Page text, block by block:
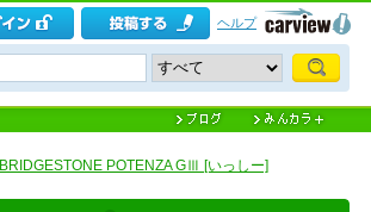
ヘルプ
BRIDGESTONE POTENZA GⅢ [いっしー]